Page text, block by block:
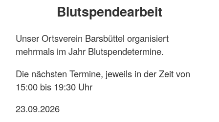
Blutspendearbeit
Unser Ortsverein Barsbüttel organisiert
mehrmals im Jahr Blutspendetermine.
Die nächsten Termine, jeweils in der Zeit von
15:00 bis 19:30 Uhr
23.09.2026